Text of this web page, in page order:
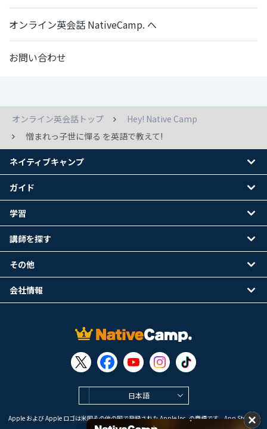
オンライン英会話 NativeCamp. へ
お問い合わせ
オンライン英会話トップ
Hey! Native Camp
憎まれっ子世に憚る を英語で教えて!
日本語
Apple および Apple ロゴは米国その他の国で登録された Apple Inc. の商標です。App Store は
Apple Inc. のサービスマークです。
ネイティブキャンプ
ガイド
学習
講師を探す
その他
会社情報